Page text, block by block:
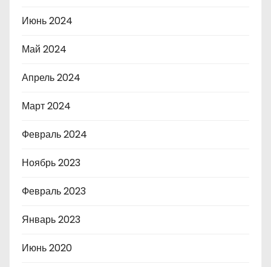
Июнь 2024
Май 2024
Апрель 2024
Март 2024
Февраль 2024
Ноябрь 2023
Февраль 2023
Январь 2023
Июнь 2020